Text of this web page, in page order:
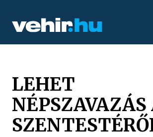
LEHET
NÉPSZAVAZÁS